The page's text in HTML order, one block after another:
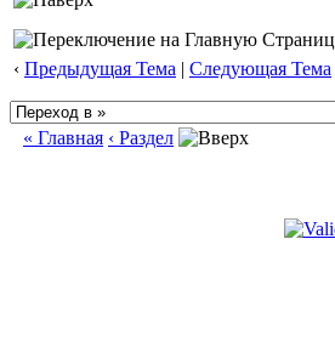
‹ Предыдущая Тема | Следующая Тема
« Главная ‹ Раздел